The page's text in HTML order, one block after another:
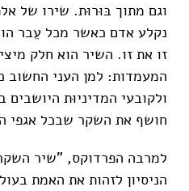
וגם מתוך בּוּרוּת. שירו של
נקלע אדם כאשר מכל עֵבר
זו את זו. השיר הוא חלק
המעמדות: למן העני החשוב
ולקובעי המדיניוּת היושבים
חושף את השקר שבכל אגפי
למרבה הפרדוקס, "שיר
הניסיון לזהות את האמת